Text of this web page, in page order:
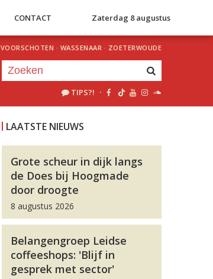
CONTACT Zaterdag 8 augustus
VOORSCHOTEN · WASSENAAR · ZOETERWOUDE
TIPS?! ·
LAATSTE NIEUWS
Grote scheur in dijk langs
de Does bij Hoogmade
door droogte
8 augustus 2026
Belangengroep Leidse
coffeeshops: 'Blijf in
gesprek met sector'